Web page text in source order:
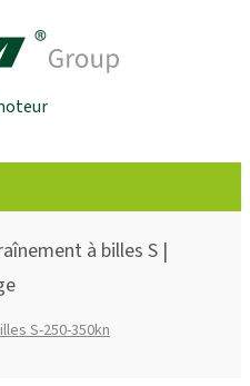
à billes S |
S-250-350kn